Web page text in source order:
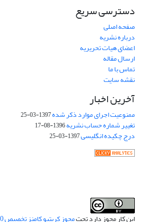
دسترسی سریع
صفحه اصلی
درباره نشریه
اعضای هیات تحریریه
ارسال مقاله
تماس با ما
نقشه سایت
آخرین اخبار
ممنوعیت اجرای موارد ذکر شده1397-03-25
تغییر شماره حساب نشریه1396-08-17
درج چکیده انگلیسی1397-03-25
این کار مجوز دارد تحتمجوز کریتیو کامنز تخصیص 4.0 بین‌المللی